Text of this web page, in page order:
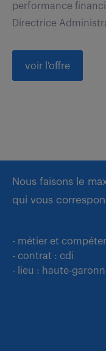
performance
Directrice
voir l'offre
Nous faisons le
qui vous
- métier et
- contrat : cdi
- lieu : haute-